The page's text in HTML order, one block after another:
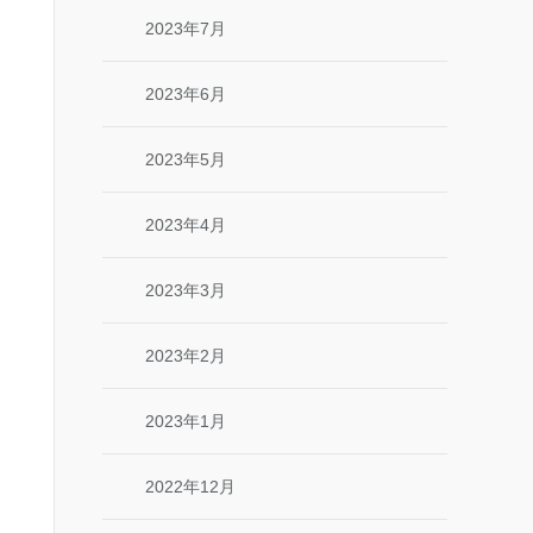
2023年7月
2023年6月
2023年5月
2023年4月
2023年3月
2023年2月
2023年1月
2022年12月